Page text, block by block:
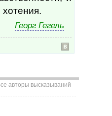
Георг Гегель
авторы высказываний